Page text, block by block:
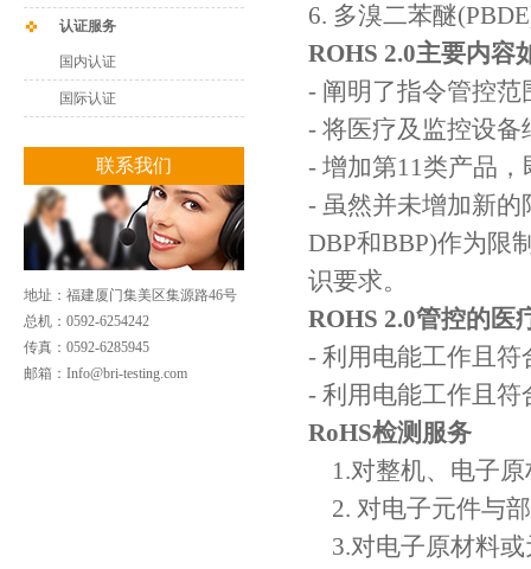
认证服务
国内认证
国际认证
联系我们
地址：福建厦门集美区集源路46号
总机：0592-6254242
传真：0592-6285945
邮箱： Info@bri-testing.com
6. 多溴二苯醚
ROHS 2.0主要内容
- 阐明了指令管控范
- 将医疗及监控设备
- 增加第11类产品
- 虽然并未增加新的
DBP和BBP)作为限
识要求。
ROHS 2.0管控的医
- 利用电能工作且符
- 利用电能工作且符
RoHS检测服务
1.对整机、电子原
2. 对电子元件与
3.对电子原材料或